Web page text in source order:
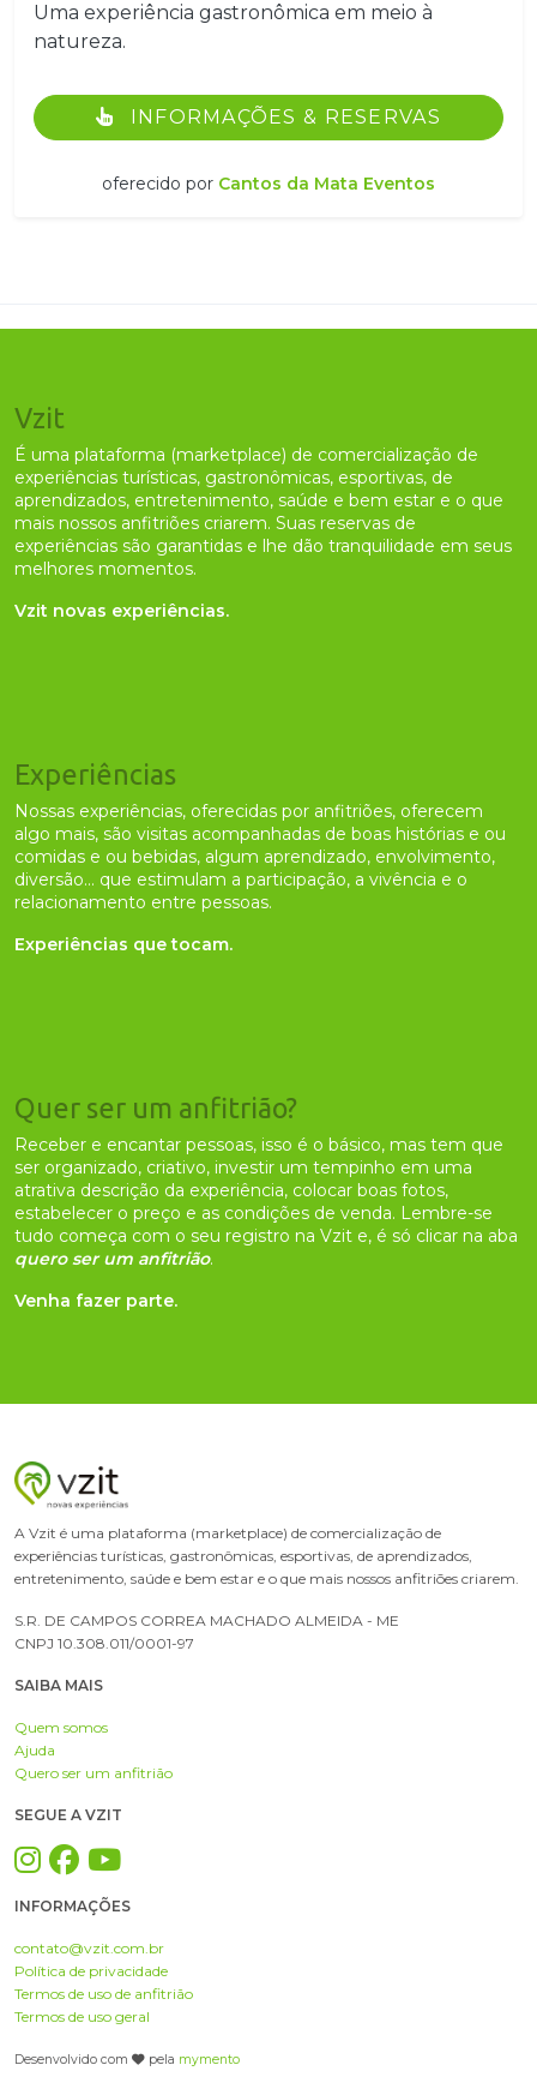
Uma experiência gastronômica em meio à
natureza.
INFORMAÇÕES & RESERVAS
oferecido por Cantos da Mata Eventos
Vzit
É uma plataforma (marketplace) de comercialização de
experiências turísticas, gastronômicas, esportivas, de
aprendizados, entretenimento, saúde e bem estar e o que
mais nossos anfitriões criarem. Suas reservas de
experiências são garantidas e lhe dão tranquilidade em seus
melhores momentos.
Vzit novas experiências.
Experiências
Nossas experiências, oferecidas por anfitriões, oferecem
algo mais, são visitas acompanhadas de boas histórias e ou
comidas e ou bebidas, algum aprendizado, envolvimento,
diversão... que estimulam a participação, a vivência e o
relacionamento entre pessoas.
Experiências que tocam.
Quer ser um anfitrião?
Receber e encantar pessoas, isso é o básico, mas tem que
ser organizado, criativo, investir um tempinho em uma
atrativa descrição da experiência, colocar boas fotos,
estabelecer o preço e as condições de venda. Lembre-se
tudo começa com o seu registro na Vzit e, é só clicar na aba
quero ser um anfitrião.
Venha fazer parte.
A Vzit é uma plataforma (marketplace) de comercialização de
experiências turísticas, gastronômicas, esportivas, de aprendizados,
entretenimento, saúde e bem estar e o que mais nossos anfitriões criarem.
S.R. DE CAMPOS CORREA MACHADO ALMEIDA - ME
CNPJ 10.308.011/0001-97
SAIBA MAIS
Quem somos
Ajuda
Quero ser um anfitrião
SEGUE A VZIT
INFORMAÇÕES
contato@vzit.com.br
Política de privacidade
Termos de uso de anfitrião
Termos de uso geral
Desenvolvido com pela mymento